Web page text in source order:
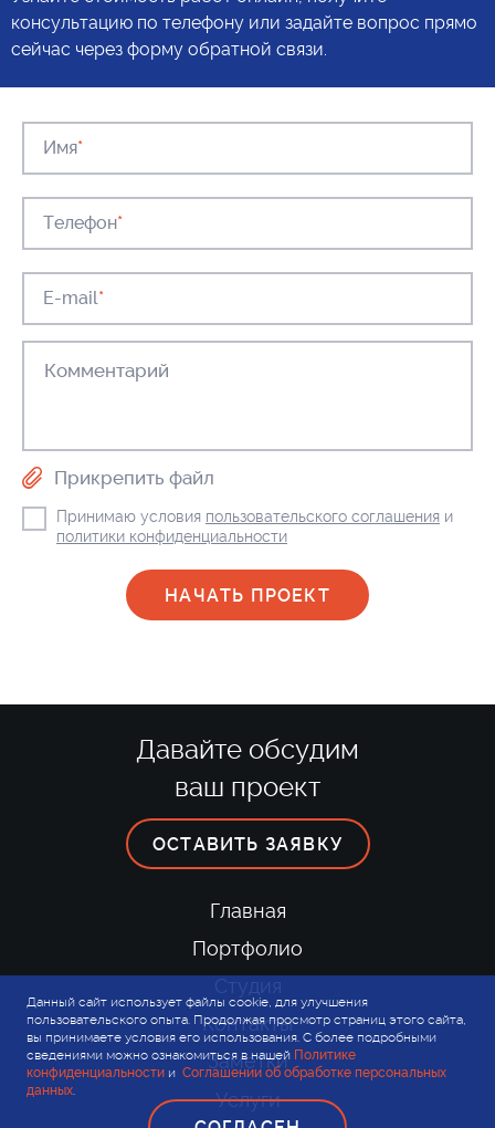
консультацию по телефону или задайте вопрос прямо
сейчас через форму обратной связи.
Имя*
Телефон*
E-mail*
Прикрепить файл
Принимаю условия пользовательского соглашения и
политики конфиденциальности
Давайте обсудим
ваш проект
ОСТАВИТЬ ЗАЯВКУ
Главная
Портфолио
Студия
Контакты
Заметки
Услуги
Данный сайт использует файлы cookie, для улучшения
пользовательского опыта. Продолжая просмотр страниц этого сайта,
вы принимаете условия его использования. С более подробными
сведениями можно ознакомиться в нашей Политике
конфиденциальности и Соглашении об обработке персональных
данных.